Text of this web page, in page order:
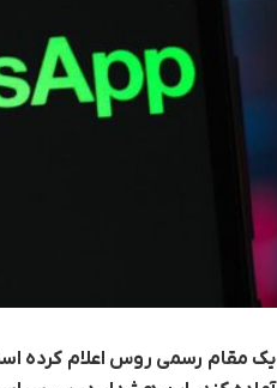
یک مقام رسمی روس اعلام کرده